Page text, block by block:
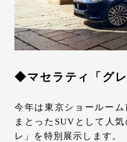
◆マセラティ「グ
今年は東京ショールー
まとったSUVとして人
レ」を特別展示します。